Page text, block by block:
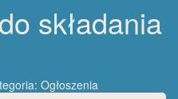
składania
Ogłoszenia